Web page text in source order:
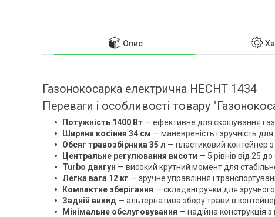
Опис
Газонокосарка електрична HECHT 1434
Переваги і особливості товару
Потужність 1400 Вт — ефективне для скошування
Ширина косіння 34 см — маневреність і зручність
Обсяг травозбірника 35 л — пластиковий контейнер
Центральне регулювання висоти — 5 рівнів від 25
Turbo двигун — високий крутний момент для
Легка вага 12 кг — зручне управління і
Компактне зберігання — складані ручки для
Задній викид — альтернатива збору трави в
Мінімальне обслуговування — надійна конструкція